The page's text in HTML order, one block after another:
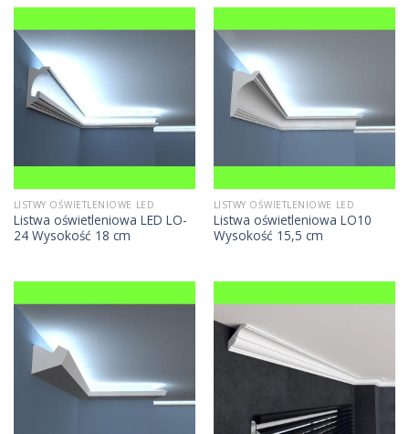
LISTWY OŚWIETLENIOWE LED
Listwa oświetleniowa LED LO-
24 Wysokość 18 cm
LISTWY OŚWIETLENIOWE LED
Listwa oświetleniowa LO10
Wysokość 15,5 cm